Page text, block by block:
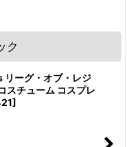
ク
ーグ・オブ・レジ
スチューム コスプレ
]